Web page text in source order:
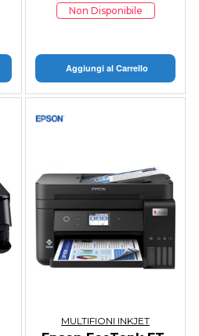
Non Disponibile
Aggiungi al Carrello
MULTIFIONI INKJET